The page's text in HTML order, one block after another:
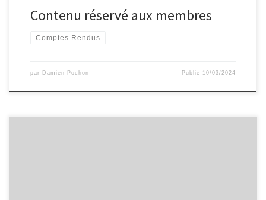
Contenu réservé aux membres
Comptes Rendus
par Damien Pochon Publié 10/03/2024